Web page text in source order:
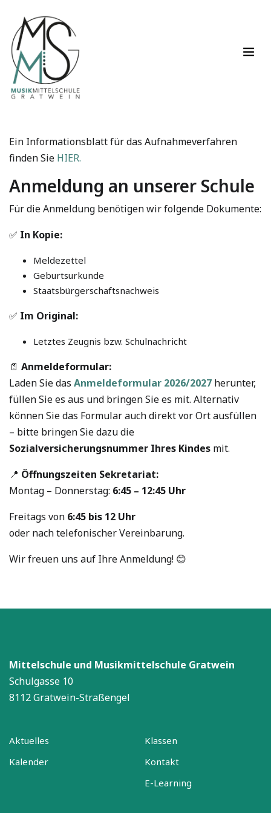
Ein Informationsblatt für das Aufnahmeverfahren
finden Sie HIER.
Anmeldung an unserer Schule
Für die Anmeldung benötigen wir folgende Dokumente:
✅ In Kopie:
Meldezettel
Geburtsurkunde
Staatsbürgerschaftsnachweis
✅ Im Original:
Letztes Zeugnis bzw. Schulnachricht
📄 Anmeldeformular:
Laden Sie das Anmeldeformular 2026/2027 herunter,
füllen Sie es aus und bringen Sie es mit. Alternativ
können Sie das Formular auch direkt vor Ort ausfüllen
– bitte bringen Sie dazu die
Sozialversicherungsnummer Ihres Kindes mit.
📍 Öffnungszeiten Sekretariat:
Montag – Donnerstag: 6:45 – 12:45 Uhr
Freitags von 6:45 bis 12 Uhr
oder nach telefonischer Vereinbarung.
Wir freuen uns auf Ihre Anmeldung! 😊
Mittelschule und Musikmittelschule Gratwein
Schulgasse 10
8112 Gratwein-Straßengel
Aktuelles
Kalender
Klassen
Kontakt
E-Learning